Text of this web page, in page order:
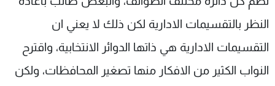
النظر بالتقسيمات الادارية لكن ذلك لا يعني ان
التقسيمات الادارية هي ذاتها الدوائر الانتخابية، واقترح
النواب الكثير من الافكار منها تصغير المحافظات، ولكن